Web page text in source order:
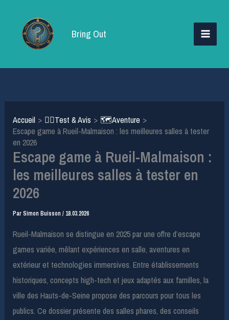
contenu
Bring Out
Accueil 🕵️‍♂️Test & Avis
🗺️Aventure
Escape game à Rueil-Malmaison : les meilleures salles à tester
en 2026
Escape game à Rueil-Malmaison :
les meilleures salles à tester en
2026
ParSimon Buisson/ 18.03.2026
Rueil-Malmaison se distingue en 2025 par une offre d’escape
games variée, mêlant expériences en salle, aventures en
extérieur et technologies immersives. Entre établissements
historiques, concepts high-tech et jeux adaptés aux familles, la
ville des Hauts-de-Seine propose des parcours pour tous les
publics. Ce dossier présente des salles phares, des conseils